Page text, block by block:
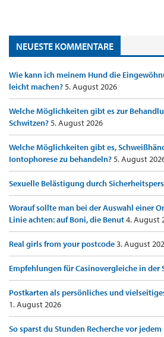
NEUESTE KOMMENTARE
Wie kann ich meinem Hund die
leicht machen?5. August 2026
Welche Möglichkeiten gibt es zur
Schwitzen?5. August 2026
Welche Möglichkeiten gibt es,
Iontophorese zu behandeln?5. August
Sexuelle Belästigung durch
Worauf sollte man bei der Auswahl einer
Linie achten: auf Boni, die Benut4. August
Real girls from your postcode3. August
Empfehlungen für Casinovergleiche in der
Postkarten als persönliches und
1. August 2026
So sparst du Stunden Recherche vor jedem